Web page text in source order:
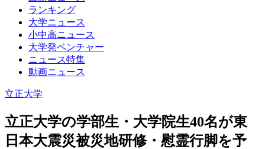
ランキング
大学ニュース
小中高ニュース
大学発ベンチャー
ニュース特集
動画ニュース
立正大学
立正大学の学部生・大学院生40名が東
日本大震災被災地研修・慰霊行脚を予